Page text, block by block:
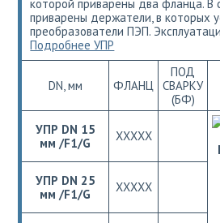
которой приварены два фланца. В
приварены держатели, в которых
преобразователи ПЭП.
Подробнее УПР
DN, мм ФЛАНЦ
ПОД
СВАРКУ
(БФ)
УПР DN 15
мм /F1/G
ХХХХХ
УПР DN 25
мм /F1/G
ХХХХХ